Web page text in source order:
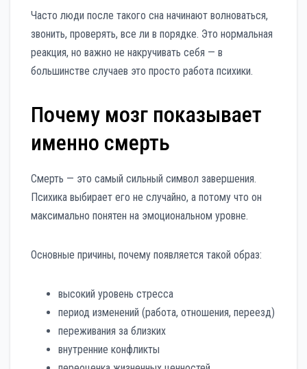
Часто люди после такого сна начинают волноваться,
звонить, проверять, все ли в порядке. Это нормальная
реакция, но важно не накручивать себя — в
большинстве случаев это просто работа психики.
Почему мозг показывает
именно смерть
Смерть — это самый сильный символ завершения.
Психика выбирает его не случайно, а потому что он
максимально понятен на эмоциональном уровне.
Основные причины, почему появляется такой образ:
высокий уровень стресса
период изменений (работа, отношения, переезд)
переживания за близких
внутренние конфликты